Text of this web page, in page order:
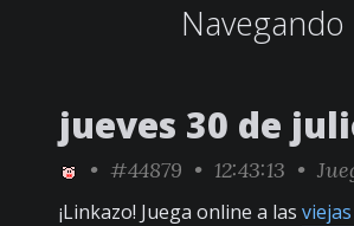
jueves 30 de
• #44879 • 12:43:13 •
¡Linkazo! Juega online a las